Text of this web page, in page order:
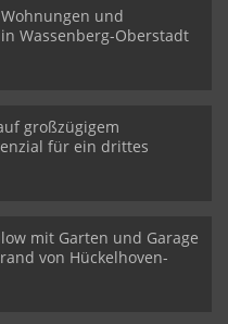
und
Wassenberg-Oberstadt
großzügigem
für ein drittes
mit Garten und Garage
von Hückelhoven-